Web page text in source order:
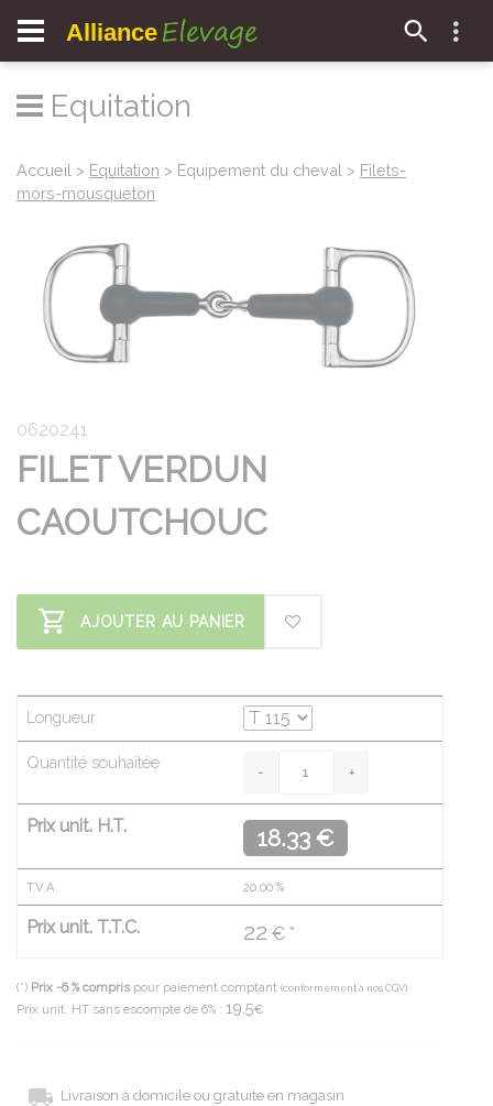
Alliance Elevage
Equitation
Accueil > Equitation > Equipement du cheval > Filets-
mors-mousqueton
0620241
FILET VERDUN
CAOUTCHOUC
AJOUTER AU PANIER
Longueur
Quantité souhaitée
Prix unit. H.T. 18.33 €
T.V.A. 20.00 %
Prix unit. T.T.C. 22 € *
(*) Prix -6 % compris pour paiement comptant (conformément à nos CGV)
Prix unit. HT sans escompte de 6% : 19.5€
Livraison à domicile ou gratuite en magasin